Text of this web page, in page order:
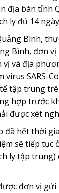
địa bàn tỉnh
ly đủ 14
Bình,
Bình, đơn
vị và địa
SARS-
tập trung
hợp trước
được xét
đã hết thời
sẽ tiếp tục
ly tập trung)
đơn vị